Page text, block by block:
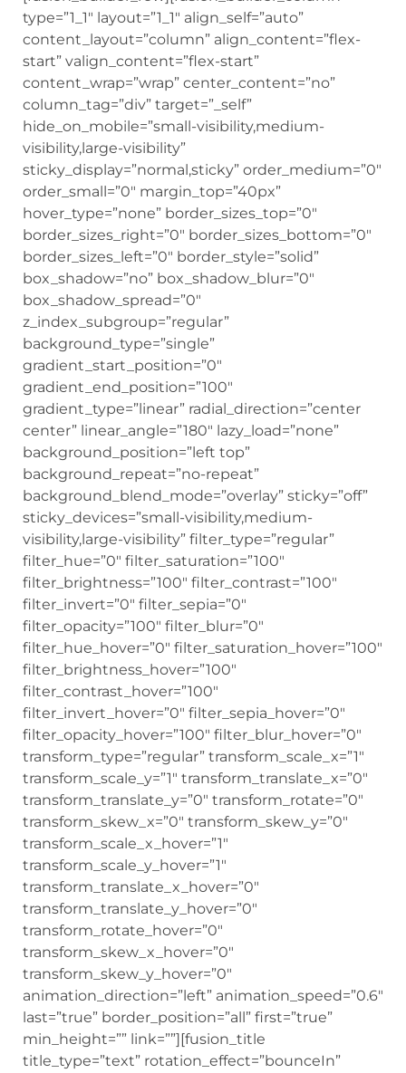
type=”1_1″ layout=”1_1″ align_self=”auto”
content_layout=”column” align_content=”flex-
start” valign_content=”flex-start”
content_wrap=”wrap” center_content=”no”
column_tag=”div” target=”_self”
hide_on_mobile=”small-visibility,medium-
visibility,large-visibility”
sticky_display=”normal,sticky” order_medium=”0″
order_small=”0″ margin_top=”40px”
hover_type=”none” border_sizes_top=”0″
border_sizes_right=”0″ border_sizes_bottom=”0″
border_sizes_left=”0″ border_style=”solid”
box_shadow=”no” box_shadow_blur=”0″
box_shadow_spread=”0″
z_index_subgroup=”regular”
background_type=”single”
gradient_start_position=”0″
gradient_end_position=”100″
gradient_type=”linear” radial_direction=”center
center” linear_angle=”180″ lazy_load=”none”
background_position=”left top”
background_repeat=”no-repeat”
background_blend_mode=”overlay” sticky=”off”
sticky_devices=”small-visibility,medium-
visibility,large-visibility” filter_type=”regular”
filter_hue=”0″ filter_saturation=”100″
filter_brightness=”100″ filter_contrast=”100″
filter_invert=”0″ filter_sepia=”0″
filter_opacity=”100″ filter_blur=”0″
filter_hue_hover=”0″ filter_saturation_hover=”100″
filter_brightness_hover=”100″
filter_contrast_hover=”100″
filter_invert_hover=”0″ filter_sepia_hover=”0″
filter_opacity_hover=”100″ filter_blur_hover=”0″
transform_type=”regular” transform_scale_x=”1″
transform_scale_y=”1″ transform_translate_x=”0″
transform_translate_y=”0″ transform_rotate=”0″
transform_skew_x=”0″ transform_skew_y=”0″
transform_scale_x_hover=”1″
transform_scale_y_hover=”1″
transform_translate_x_hover=”0″
transform_translate_y_hover=”0″
transform_rotate_hover=”0″
transform_skew_x_hover=”0″
transform_skew_y_hover=”0″
animation_direction=”left” animation_speed=”0.6″
last=”true” border_position=”all” first=”true”
min_height=”” link=””][fusion_title
title_type=”text” rotation_effect=”bounceIn”